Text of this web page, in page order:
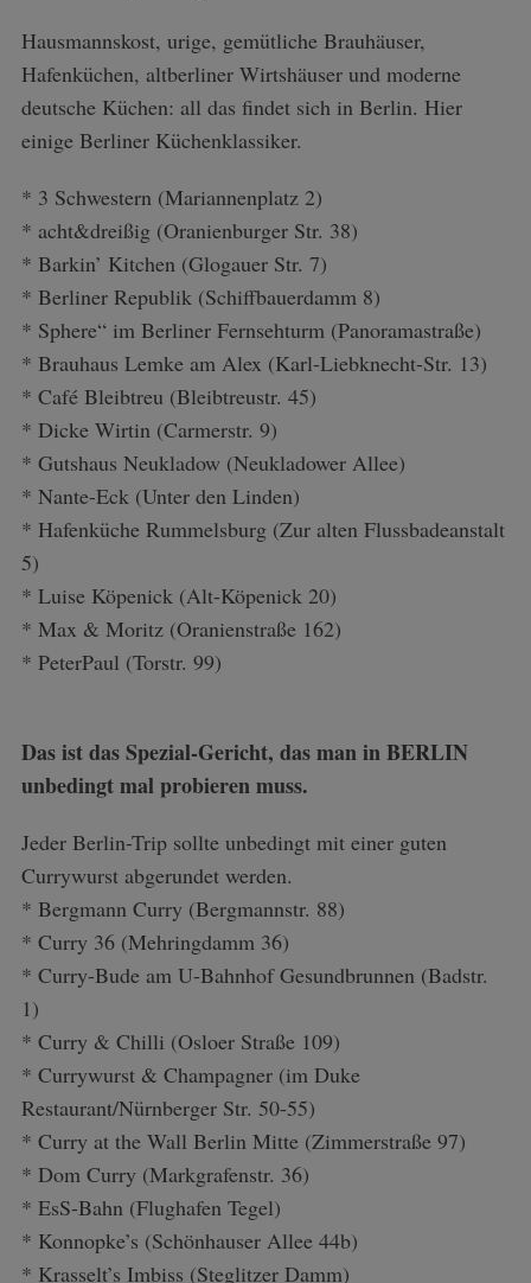
Hausmannskost, urige, gemütliche Brauhäuser,
Hafenküchen, altberliner Wirtshäuser und moderne
deutsche Küchen: all das findet sich in Berlin. Hier
einige Berliner Küchenklassiker.
* 3 Schwestern (Mariannenplatz 2)
* acht&dreißig (Oranienburger Str. 38)
* Barkin’ Kitchen (Glogauer Str. 7)
* Berliner Republik (Schiffbauerdamm 8)
* Sphere“ im Berliner Fernsehturm (Panoramastraße)
* Brauhaus Lemke am Alex (Karl-Liebknecht-Str. 13)
* Café Bleibtreu (Bleibtreustr. 45)
* Dicke Wirtin (Carmerstr. 9)
* Gutshaus Neukladow (Neukladower Allee)
* Nante-Eck (Unter den Linden)
* Hafenküche Rummelsburg (Zur alten Flussbadeanstalt
5)
* Luise Köpenick (Alt-Köpenick 20)
* Max & Moritz (Oranienstraße 162)
* PeterPaul (Torstr. 99)
Das ist das Spezial-Gericht, das man in BERLIN
unbedingt mal probieren muss.
Jeder Berlin-Trip sollte unbedingt mit einer guten
Currywurst abgerundet werden.
* Bergmann Curry (Bergmannstr. 88)
* Curry 36 (Mehringdamm 36)
* Curry-Bude am U-Bahnhof Gesundbrunnen (Badstr.
1)
* Curry & Chilli (Osloer Straße 109)
* Currywurst & Champagner (im Duke
Restaurant/Nürnberger Str. 50-55)
* Curry at the Wall Berlin Mitte (Zimmerstraße 97)
* Dom Curry (Markgrafenstr. 36)
* EsS-Bahn (Flughafen Tegel)
* Konnopke’s (Schönhauser Allee 44b)
* Krasselt’s Imbiss (Steglitzer Damm)